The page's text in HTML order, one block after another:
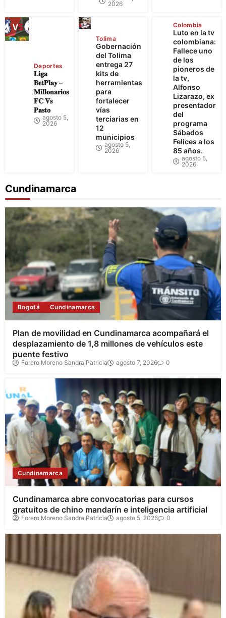
2026
Deportes
𝐋𝐢𝐠𝐚
𝐁𝐞𝐭𝐏𝐥𝐚𝐲 –
𝐌𝐢𝐥𝐥𝐨𝐧𝐚𝐫𝐢𝐨𝐬
𝐅𝐂 𝐕𝐬
𝐏𝐚𝐬𝐭𝐨
agosto 5,
2026
Tolima
Gobernación
del Tolima
entrega 27
kits de
herramientas
para
fortalecer
vías
terciarias en
12
municipios
agosto 5,
2026
Colombia
Luto en la tv
colombiana:
Fallece uno
de los
pioneros de
la tv,
Alfonso
Lizarazo, ex
presentador
del
programa
Sábados
Felices a los
85 años.
agosto 5,
2026
Cundinamarca
Bogotá Cundinamarca
Plan de movilidad en Cundinamarca acompañará el
desplazamiento de 1,8 millones de vehículos este
puente festivo
Forero Moreno Sandra Patricia agosto 7, 2026 0
Cundinamarca
Cundinamarca abre convocatorias para cursos
gratuitos de chino mandarín e inteligencia artificial
Forero Moreno Sandra Patricia agosto 5, 2026 0